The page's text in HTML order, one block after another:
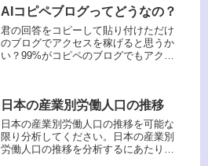
解決可能。レベル3：エージェント
（Agents）数日間にわたる自律...
AIコピペブログってどうなの？
君の回答をコピーして貼り付けただけ
のブログでアクセスを稼げると思うか
い？99%がコピペのブログでもアクセ
ピーして貼り付けるだけでは、ブロ
グ...
日本の産業別労働人口の推移
日本の産業別労働人口の推移を可能な
限り分析してください。日本の産業別
労働人口の推移を分析するにあたり、